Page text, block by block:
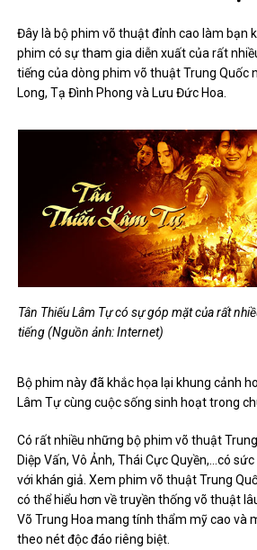
Đây là bộ phim võ thuật đỉnh cao làm bạn
phim có sự tham gia diễn xuất của rất
tiếng của dòng phim võ thuật Trung Quốc
Long, Tạ Đình Phong và Lưu Đức Hoa.
Tân Thiếu Lâm Tự có sự góp mặt của rất
tiếng (Nguồn ảnh: Internet)
Bộ phim này đã khắc họa lại khung cảnh
Lâm Tự cùng cuộc sống sinh hoạt trong
Có rất nhiều những bộ phim võ thuật
Diệp Vấn, Vô Ảnh, Thái Cực Quyền,…có
với khán giả. Xem phim võ thuật Trung
có thể hiểu hơn về truyền thống võ thuật
Võ Trung Hoa mang tính thẩm mỹ cao và
theo nét độc đáo riêng biệt.